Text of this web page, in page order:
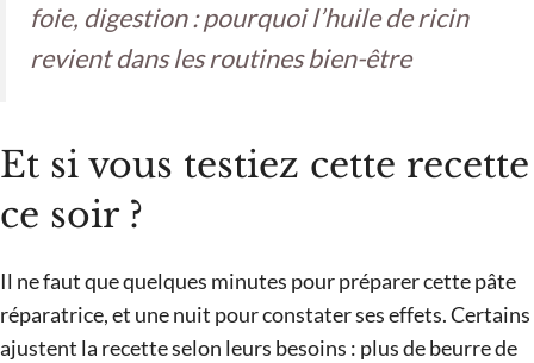
foie, digestion : pourquoi l’huile de ricin
revient dans les routines bien-être
Et si vous testiez cette recette
ce soir ?
Il ne faut que quelques minutes pour préparer cette pâte
réparatrice, et une nuit pour constater ses effets. Certains
ajustent la recette selon leurs besoins : plus de beurre de